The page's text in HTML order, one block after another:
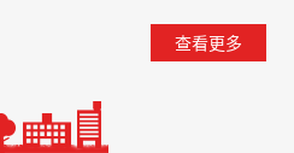
查看更多